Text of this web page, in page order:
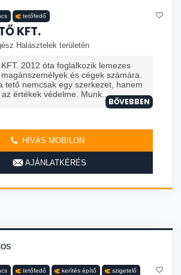
tetőfedő
KFT.
Halásztelek területén
2012 óta foglalkozik lemezes
és cégek számára.
tető nemcsak egy szerkezet, hanem
értékek védelme. Munk...
BŐVEBBEN
HÍVÁS MOBILON
AJÁNLATKÉRÉS
tetőfedő kerítés építő szigetelő